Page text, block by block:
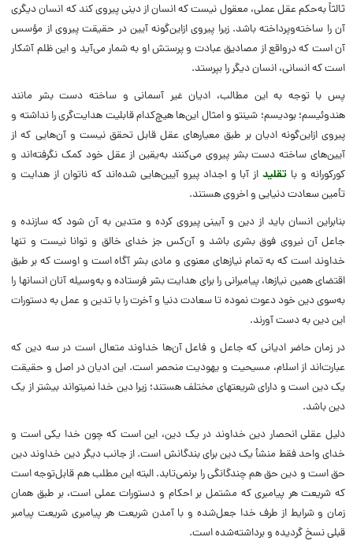
ثالثاً به‌حکم عقل عملی، معقول نیست که انسان از دینی پیروی کند که انسان دیگری
آن را ساخته‌وپرداخته باشد. زیرا پیروی ازاین‌گونه آیین در حقیقت پیروی از مؤسس
آن است که درواقع از مصادیق عبادت و پرستش او به شمار می‌آید و این ظلم آشکار
است که انسانی، انسان دیگر را بپرستد.
پس با توجه به این مطالب، ادیان غیر آسمانی و ساخته دست بشر مانند
هندوئیسم؛ بودیسم؛ شینتو و امثال این‌ها هیچ‌کدام قابلیت هدایت‌گری را نداشته و
پیروی ازاین‌گونه ادیان بر طبق معیارهای عقل قابل تحقق نیست و آن‌هایی که از
آیین‌های ساخته دست بشر پیروی می‌کنند به‌یقین از عقل خود کمک نگرفته‌اند و
کورکورانه و با تقلیداز آبا و اجداد پیرو آیین‌هایی شده‌اند که ناتوان از هدایت و
تأمین سعادت دنیایی و اخروی هستند.
بنابراین انسان باید از دین و آیینی پیروی کرده و متدین به آن شود که سازنده و
جاعل آن نیروی فوق بشری باشد و آن‌کس جز خدای خالق و توانا نیست و تنها
خداوند است که به تمام نیازهای معنوی و مادی بشر آگاه است و اوست که بر طبق
اقتضای همین نیازها، پیامبرانی را برای هدایت بشر فرستاده و به‌وسیله آنان انسان­ها را
به‌سوی دین خود دعوت نموده تا سعادت دنیا و آخرت را با تدین و عمل به دستورات
این دین به دست آورند.
در زمان حاضر ادیانی که جاعل و فاعل آن‌ها خداوند متعال است در سه دین که
عبارت‌اند از اسلام، مسیحیت و یهودیت منحصر است. این ادیان در اصل و حقیقت
یک دین است و دارای شریعت­های مختلف هستند؛ زیرا دین خدا نمی­تواند بیشتر از یک
دین باشد.
دلیل عقلی انحصار دین خداوند در یک دین، این است که چون خدا یکی است و
خدای واحد فقط منشأ یک دین برای بندگانش است. از جانب دیگر دین خداوند دین
حق است و دین حق هم چندگانگی را برنمی‌تابد. البته این مطلب هم قابل‌توجه است
که شریعت هر پیامبری که مشتمل بر احکام و دستورات عملی است، بر طبق همان
زمان و شرایط از طرف خدا جعل‌شده و با آمدن شریعت هر پیامبری شریعت پیامبر
قبلی نسخ گردیده و برداشته‌شده است.